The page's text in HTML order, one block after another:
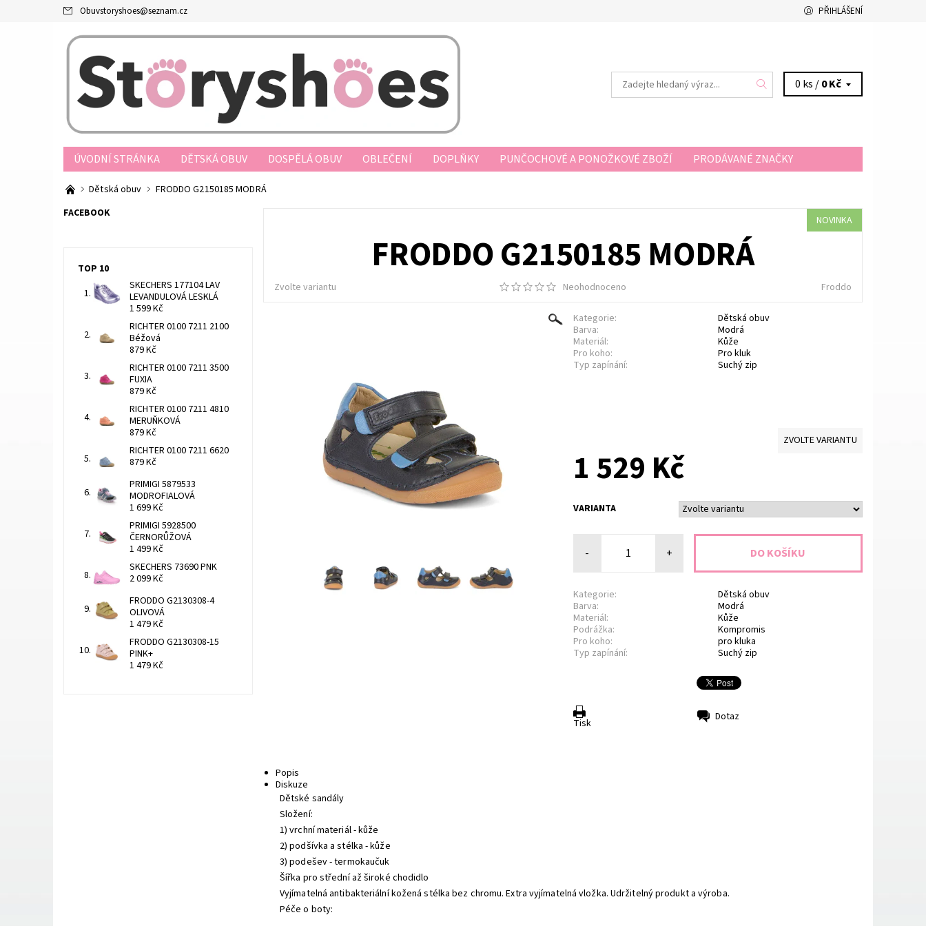
Obuvstoryshoes@seznam.cz PŘIHLÁŠENÍ
0 ks /0 Kč
ÚVODNÍ STRÁNKA DĚTSKÁ OBUV DOSPĚLÁ OBUV OBLEČENÍ DOPLŇKY PUNČOCHOVÉ A PONOŽKOVÉ ZBOŽÍ
PRODÁVANÉ ZNAČKY
PRODEJNY
OBCHODNÍ PODMÍNKY
REKLAMAČNÍ ŘÁD
Dětská obuv FRODDO G2150185 MODRÁ
NOVINKA
FRODDO G2150185 MODRÁ
Zvolte variantu Neohodnoceno Froddo
Kategorie:
Dětská obuv
Barva:
Modrá
Materiál:
Kůže
Pro koho:
Pro kluk
Typ zapínání:
Suchý zip
ZVOLTE VARIANTU
1 529 Kč
VARIANTA
- +
Kategorie:
Dětská obuv
Barva:
Modrá
Materiál:
Kůže
Podrážka:
Kompromis
Pro koho:
pro kluka
Typ zapínání:
Suchý zip
Tisk Dotaz
Popis
Diskuze
Dětské sandály
Složení:
1) vrchní materiál - kůže
2) podšívka a stélka - kůže
3) podešev - termokaučuk
Šířka pro střední až široké chodidlo
Vyjímatelná antibakteriální kožená stélka bez chromu. Extra vyjímatelná vložka. Udržitelný produkt a výroba.
Péče o boty:
FACEBOOK
TOP 10
SKECHERS 177104 LAV
LEVANDULOVÁ LESKLÁ
1 599 Kč
RICHTER 0100 7211 2100
Béžová
879 Kč
RICHTER 0100 7211 3500
FUXIA
879 Kč
RICHTER 0100 7211 4810
MERUŇKOVÁ
879 Kč
RICHTER 0100 7211 6620
879 Kč
PRIMIGI 5879533
MODROFIALOVÁ
1 699 Kč
PRIMIGI 5928500
ČERNORŮŽOVÁ
1 499 Kč
SKECHERS 73690 PNK
2 099 Kč
FRODDO G2130308-4
OLIVOVÁ
1 479 Kč
FRODDO G2130308-15
PINK+
1 479 Kč